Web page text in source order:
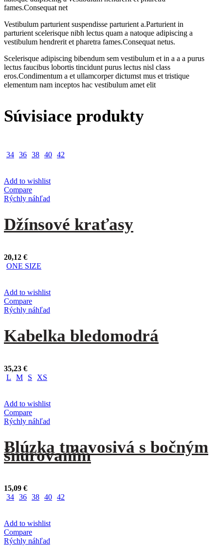
fames.Consequat net
Vestibulum parturient suspendisse parturient a.Parturient in
parturient scelerisque nibh lectus quam a natoque adipiscing a
vestibulum hendrerit et pharetra fames.Consequat netus.
Scelerisque adipiscing bibendum sem vestibulum et in a a a purus
lectus faucibus lobortis tincidunt purus lectus nisl class
eros.Condimentum a et ullamcorper dictumst mus et tristique
elementum nam inceptos hac vestibulum amet elit
Súvisiace produkty
34 36 38 40 42
Add to wishlist
Compare
Rýchly náhľad
Džínsové kraťasy
20,12 €
ONE SIZE
Add to wishlist
Compare
Rýchly náhľad
Kabelka bledomodrá
35,23 €
L
M S XS
Add to wishlist
Compare
Rýchly náhľad
Blúzka tmavosivá s bočným
šnurovaním
15,09 €
34 36 38 40 42
Add to wishlist
Compare
Rýchly náhľad